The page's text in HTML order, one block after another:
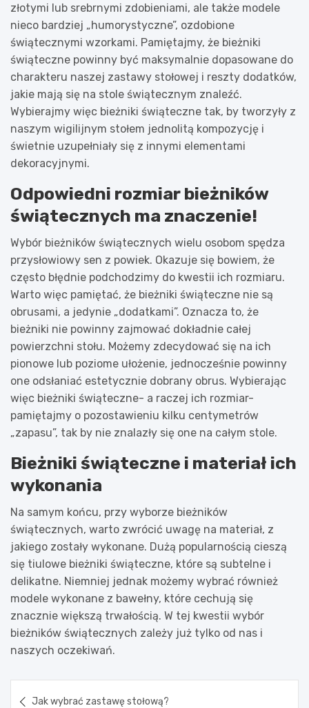
złotymi lub srebrnymi zdobieniami, ale także modele
nieco bardziej „humorystyczne”, ozdobione
świątecznymi wzorkami. Pamiętajmy, że bieżniki
świąteczne powinny być maksymalnie dopasowane do
charakteru naszej zastawy stołowej i reszty dodatków,
jakie mają się na stole świątecznym znaleźć.
Wybierajmy więc bieżniki świąteczne tak, by tworzyły z
naszym wigilijnym stołem jednolitą kompozycję i
świetnie uzupełniały się z innymi elementami
dekoracyjnymi.
Odpowiedni rozmiar bieżników
świątecznych ma znaczenie!
Wybór bieżników świątecznych wielu osobom spędza
przysłowiowy sen z powiek. Okazuje się bowiem, że
często błędnie podchodzimy do kwestii ich rozmiaru.
Warto więc pamiętać, że bieżniki świąteczne nie są
obrusami, a jedynie „dodatkami”. Oznacza to, że
bieżniki nie powinny zajmować dokładnie całej
powierzchni stołu. Możemy zdecydować się na ich
pionowe lub poziome ułożenie, jednocześnie powinny
one odsłaniać estetycznie dobrany obrus. Wybierając
więc bieżniki świąteczne- a raczej ich rozmiar-
pamiętajmy o pozostawieniu kilku centymetrów
„zapasu”, tak by nie znalazły się one na całym stole.
Bieżniki świąteczne i materiał ich
wykonania
Na samym końcu, przy wyborze bieżników
świątecznych, warto zwrócić uwagę na materiał, z
jakiego zostały wykonane. Dużą popularnością cieszą
się tiulowe bieżniki świąteczne, które są subtelne i
delikatne. Niemniej jednak możemy wybrać również
modele wykonane z bawełny, które cechują się
znacznie większą trwałością. W tej kwestii wybór
bieżników świątecznych zależy już tylko od nas i
naszych oczekiwań.
Jak wybrać zastawę stołową?